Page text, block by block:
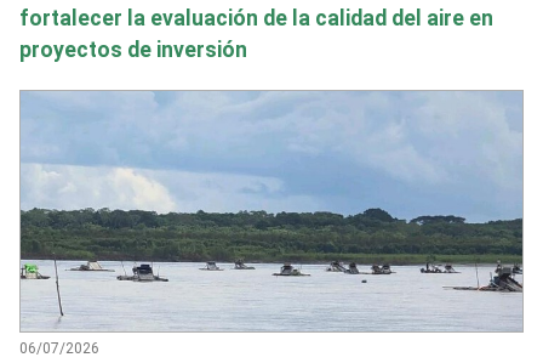
fortalecer la evaluación de la calidad del aire en
proyectos de inversión
06/07/2026